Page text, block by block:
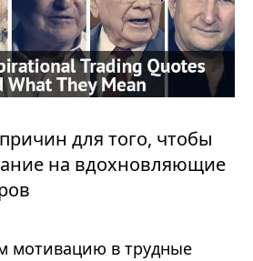
для того, чтобы
на вдохновляющие
мотивацию в трудные